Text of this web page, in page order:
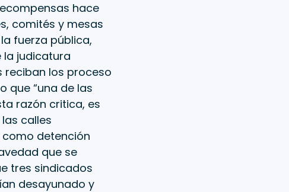
hace
comités y mesas
fuerza pública,
la judicatura
reciban los proceso
que “una de las
razón critica, es
calles
detención
que se
tres sindicados
desayunado y